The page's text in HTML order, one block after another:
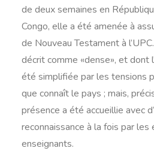
de deux semaines en
Congo, elle a été amenée à
de Nouveau Testament à
décrit comme «dense», et dont
été simplifiée par les tensions
que connaît le pays ; mais,
présence a été accueillie avec
reconnaissance à la fois par
enseignants.